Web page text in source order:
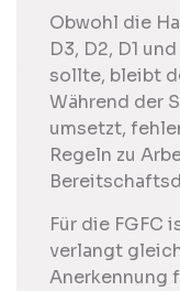
Obwohl die
D3, D2, D1
sollte, bleibt
Während der
umsetzt,
Regeln zu
Für die FGFC
verlangt
Anerkennung